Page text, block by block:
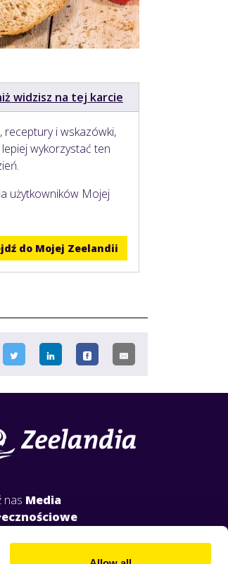
widzisz na tej karcie
receptury i wskazówki,
wykorzystać ten
użytkowników Mojej
do Mojej Zeelandii
nas Media